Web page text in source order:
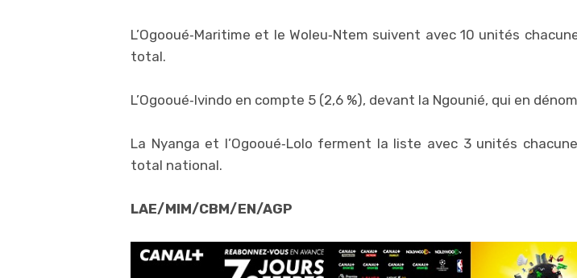
L’Ogooué‑Maritime et le Woleu‑Ntem suivent avec 10 unités
total.
L’Ogooué‑Ivindo en compte 5 (2,6 %), devant la Ngounié, qui en
La Nyanga et l’Ogooué‑Lolo ferment la liste avec 3 unités
total national.
LAE/MIM/CBM/EN/AGP